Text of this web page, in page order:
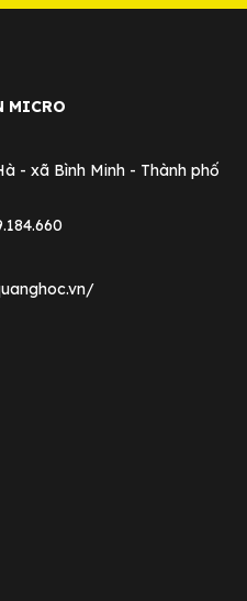
MICRO
- xã Bình Minh - Thành phố